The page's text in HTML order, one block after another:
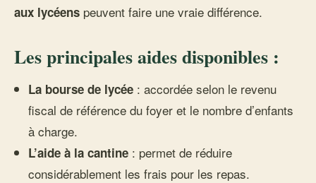
aux lycéens peuvent faire une vraie différence.
Les principales aides disponibles :
La bourse de lycée : accordée selon le revenu
fiscal de référence du foyer et le nombre d’enfants
à charge.
L’aide à la cantine : permet de réduire
considérablement les frais pour les repas.